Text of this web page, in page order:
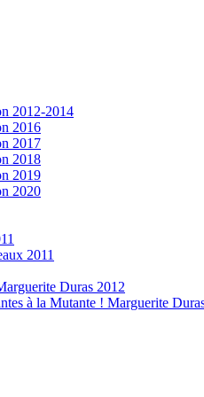
2012-2014
2016
2017
2018
2019
2020
2011
Duras 2012
à la Mutante ! Marguerite